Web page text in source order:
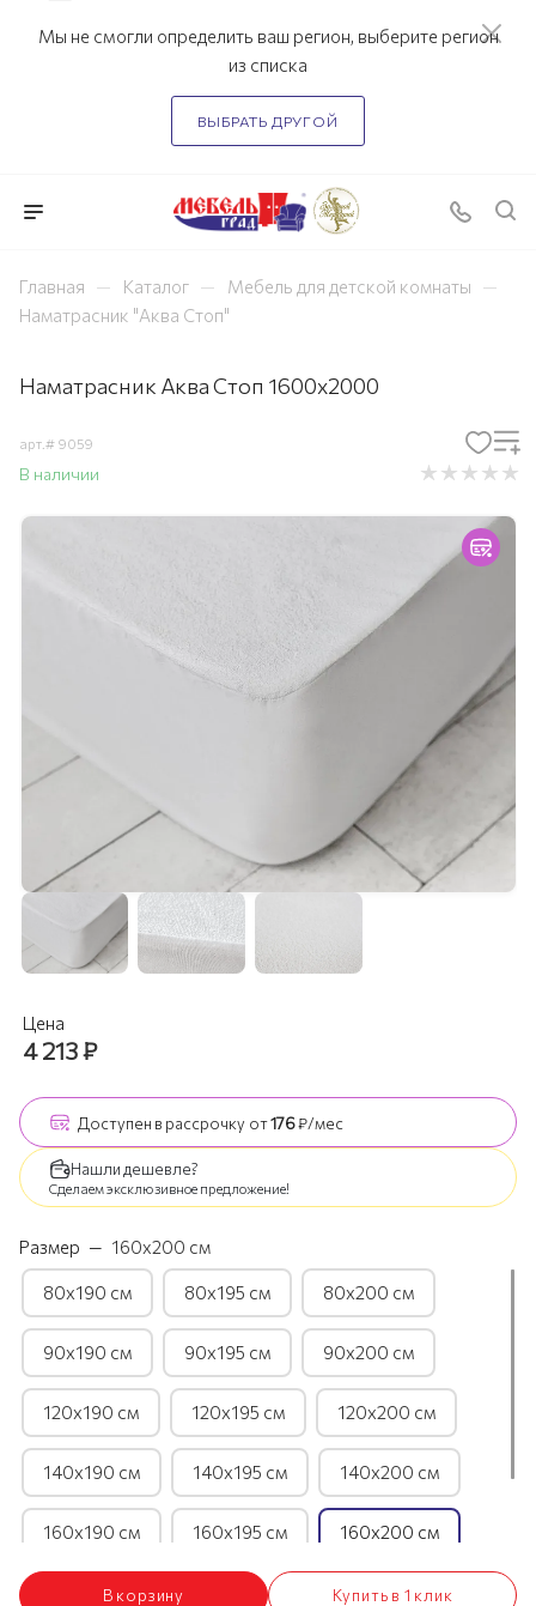
Мы не смогли определить ваш регион, выберите регион
из списка
ВЫБРАТЬ ДРУГОЙ
Главная — Каталог — Мебель для детской комнаты —
Наматрасник "Аква Стоп"
Наматрасник Аква Стоп 1600x2000
арт.# 9059
В наличии
Цена
4 213₽
Доступен в рассрочку от176₽/мес
Нашли дешевле?
Сделаем эксклюзивное предложение!
Размер — 160х200 см
80х190 см 80х195 см 80х200 см
90х190 см 90х195 см 90х200 см
120х190 см 120х195 см 120х200 см
140х190 см 140х195 см 140х200 см
160х190 см 160х195 см 160х200 см
180х190 см 180х195 см 180х200 см
В корзину Купить в 1 клик